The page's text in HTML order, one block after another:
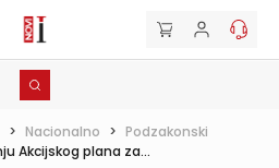
> Nacionalno > Podzakonski
Akcijskog plana za...